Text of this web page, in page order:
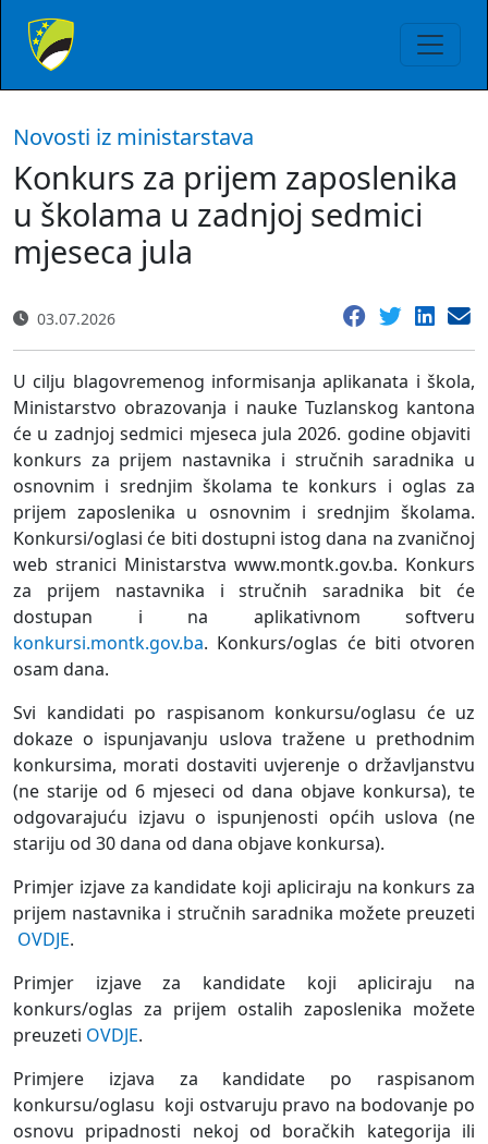
Novosti iz ministarstava
Konkurs za prijem zaposlenika
u školama u zadnjoj sedmici
mjeseca jula
03.07.2026
U cilju blagovremenog informisanja aplikanata i škola,
Ministarstvo obrazovanja i nauke Tuzlanskog kantona
će u zadnjoj sedmici mjeseca jula 2026. godine objaviti
konkurs za prijem nastavnika i stručnih saradnika u
osnovnim i srednjim školama te konkurs i oglas za
prijem zaposlenika u osnovnim i srednjim školama.
Konkursi/oglasi će biti dostupni istog dana na zvaničnoj
web stranici Ministarstva www.montk.gov.ba. Konkurs
za prijem nastavnika i stručnih saradnika bit će
dostupan i na aplikativnom softveru
konkursi.montk.gov.ba. Konkurs/oglas će biti otvoren
osam dana.
Svi kandidati po raspisanom konkursu/oglasu će uz
dokaze o ispunjavanju uslova tražene u prethodnim
konkursima, morati dostaviti uvjerenje o državljanstvu
(ne starije od 6 mjeseci od dana objave konkursa), te
odgovarajuću izjavu o ispunjenosti općih uslova (ne
stariju od 30 dana od dana objave konkursa).
Primjer izjave za kandidate koji apliciraju na konkurs za
prijem nastavnika i stručnih saradnika možete preuzeti
OVDJE.
Primjer izjave za kandidate koji apliciraju na
konkurs/oglas za prijem ostalih zaposlenika možete
preuzeti OVDJE.
Primjere izjava za kandidate po raspisanom
konkursu/oglasu koji ostvaruju pravo na bodovanje po
osnovu pripadnosti nekoj od boračkih kategorija ili